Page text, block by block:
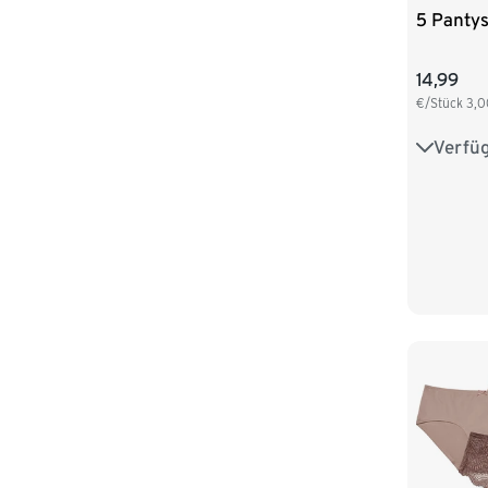
5 Pantys
14,99
€/Stück
S 36/38